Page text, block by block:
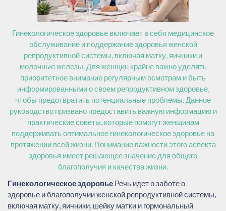
Гинекологическое здоровье включает в себя медицинское
обслуживание и поддержание здоровья женской
репродуктивной системы, включая матку, яичники и
молочные железы. Для женщин крайне важно уделять
приоритетное внимание регулярным осмотрам и быть
информированными о своем репродуктивном здоровье,
чтобы предотвратить потенциальные проблемы. Данное
руководство призвано предоставить важную информацию и
практические советы, которые помогут женщинам
поддерживать оптимальное гинекологическое здоровье на
протяжении всей жизни. Понимание важности этого аспекта
здоровья имеет решающее значение для общего
благополучия и качества жизни.
Гинекологическое здоровье Речь идет о заботе о
здоровье и благополучии женской репродуктивной системы,
включая матку, яичники, шейку матки и гормональный